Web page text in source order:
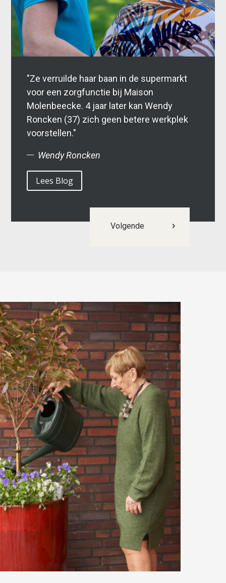
"Ze verruilde haar baan in de supermarkt
voor een zorgfunctie bij Maison
Molenbeecke. 4 jaar later kan Wendy
Roncken (37) zich geen betere werkplek
voorstellen."
Wendy Roncken
Lees Blog
Volgende